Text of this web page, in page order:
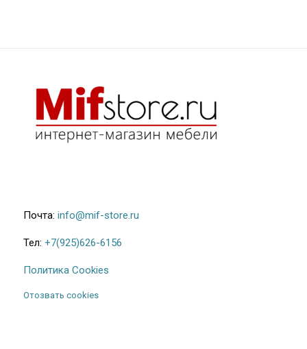
Почта: info@mif-store.ru
Тел: +7(925)626-6156
Политика Cookies
Отозвать cookies